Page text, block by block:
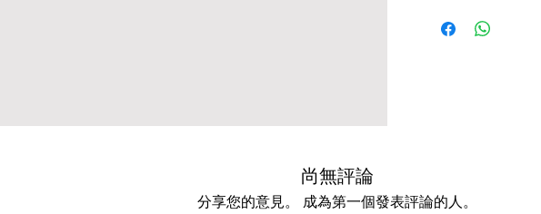
尚無評論
分享您的意見。 成為第一個發表評論的人。